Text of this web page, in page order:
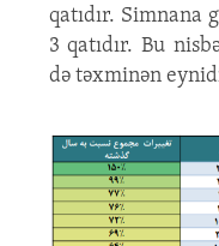
qatıdır. Simnana
3 qatıdır. Bu
də təxminən